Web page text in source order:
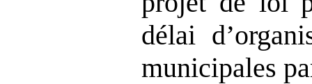
délai
municipales